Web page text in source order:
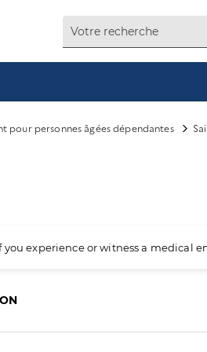
pour personnes âgées dépendantes
you experience or witness a